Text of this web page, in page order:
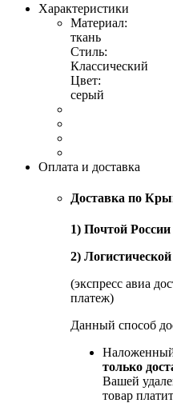
Характеристики
Материал:
ткань
Стиль:
Классический
Цвет:
серый
Оплата и доставка
Доставка по
1) Почтой
2)
(экспресс авиа
платеж)
Данный способ
только
Вашей
товар